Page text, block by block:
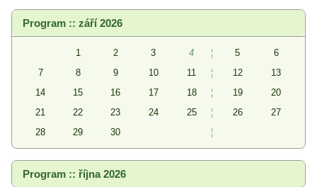
Program :: září 2026
1 2 3 4 ¦ 5
6
7
8 9 10 11 ¦ 12
13
14
15 16 17 18 ¦ 19
20
21
22 23 24 25 ¦ 26
27
28
29 30 ¦
Program :: října 2026